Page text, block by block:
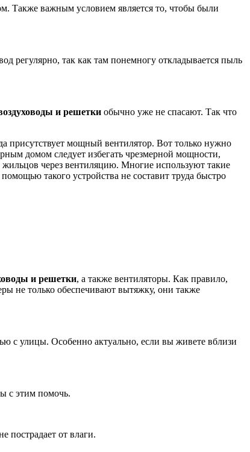
Также важным условием является то, чтобы были
регулярно, так как там понемногу откладывается пыль
и решетки обычно уже не спасают. Так что
присутствует мощный вентилятор. Вот только нужно
домом следует избегать чрезмерной мощности,
через вентиляцию. Многие используют такие
такого устройства не составит труда быстро
и решетки, а также вентиляторы. Как правило,
не только обеспечивают вытяжку, они также
с улицы. Особенно актуально, если вы живете вблизи
с этим помочь.
пострадает от влаги.